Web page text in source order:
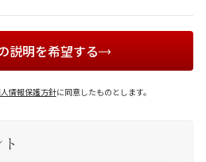
説明を希望する
情報保護方針に同意したものとします。